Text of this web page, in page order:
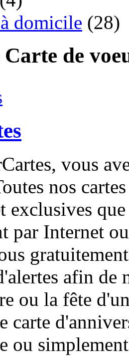
domicile (28)
de
vous
nos
exclusives
par Internet
afin de
ou la fête
carte
ou